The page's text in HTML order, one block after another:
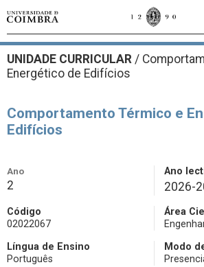
UNIDADE CURRICULAR /
Energético de Edifícios
Comportamento Térmico e
Edifícios
Ano
2
Ano
2026-
Código
02022067
Área
Língua de Ensino
Português
Modo